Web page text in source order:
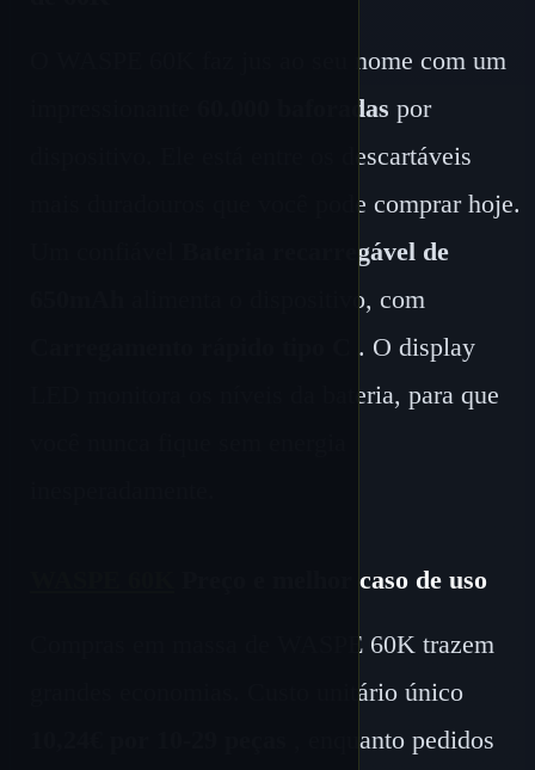
O WASPE 60K faz jus ao seu nome com um
60.000 baforadas por
dispositivo. Ele está entre os descartáveis ​​
mais duradouros que você pode comprar hoje.
Bateria recarregável de
alimenta o dispositivo, com
. O display
LED monitora os níveis da bateria, para que
Preço e melhor caso de uso
Compras em massa de WASPE 60K trazem
grandes economias. Custo unitário único
, enquanto pedidos